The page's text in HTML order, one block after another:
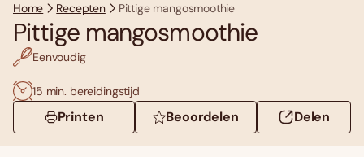
Home Recepten Pittige mangosmoothie
Pittige mangosmoothie
Eenvoudig
15 min. bereidingstijd
Printen Beoordelen Delen